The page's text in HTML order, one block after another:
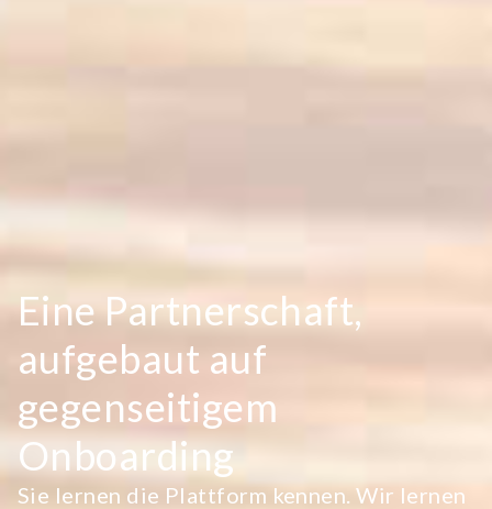
Eine Partnerschaft,
aufgebaut auf
gegenseitigem
Onboarding
Sie lernen die Plattform kennen. Wir lernen